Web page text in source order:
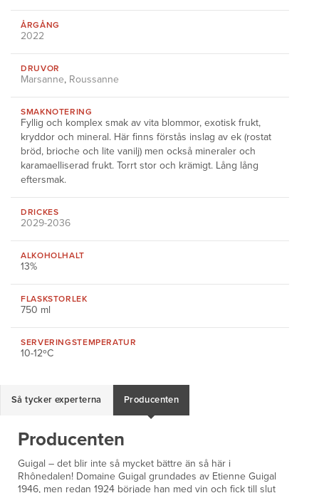
ÅRGÅNG
2022
DRUVOR
Marsanne, Roussanne
SMAKNOTERING
Fyllig och komplex smak av vita blommor, exotisk frukt,
kryddor och mineral. Här finns förstås inslag av ek (rostat
bröd, brioche och lite vanilj) men också mineraler och
karamaelliserad frukt. Torrt stor och krämigt. Lång lång
eftersmak.
DRICKES
2029-2036
ALKOHOLHALT
13%
FLASKSTORLEK
750 ml
SERVERINGSTEMPERATUR
10-12ºC
Så tycker experterna Producenten
Producenten
Guigal – det blir inte så mycket bättre än så här i
Rhônedalen! Domaine Guigal grundades av Etienne Guigal
1946, men redan 1924 började han med vin och fick till slut